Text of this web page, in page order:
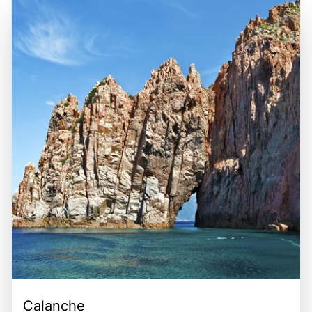
sich zu entspannen, die mediterrane Küche zu genießen
und die lebendige Atmosphäre der Küstenorte wie Porto
Cervo und Baja Sardinia zu erleben. Die Kombination aus
atemberaubender Landschaft, luxuriösem Lebensstil und
der Möglichkeit, unvergessliche Erinnerungen zu schaffen,
macht die Costa Smeralda zu einem unvergesslichen Ziel
für Reisende, die das Beste aus ihrem Urlaub herausholen
möchten.
zahlreiche Möglichkeiten für weitere Aktivitäten, darunter
Wassersport, Bootsfahrten zu den nahegelegenen Inseln
und Erkundungstouren in das Hinterland mit seinen
malerischen Dörfern und Weinbergen. Die Kombination aus
einer zentralen Lage, der Schönheit der Natur und der
Möglichkeit, die vielfältigen Freizeitangebote zu nutzen,
macht die Costa Smeralda zu einem unvergesslichen
Erlebnis für alle, die diese einzigartige Destination
erkunden möchten.
Calanche